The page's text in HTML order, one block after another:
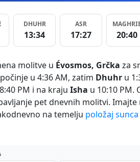
DHUHR
13:34
ASR
17:27 20:40
molitve u Évosmos, Grčka za
počinje u 4:36 AM, zatim Dhuhr u
PM i na kraju Isha u 10:10 PM.
pet dnevnih molitvi. Imajte
na temelju položaj